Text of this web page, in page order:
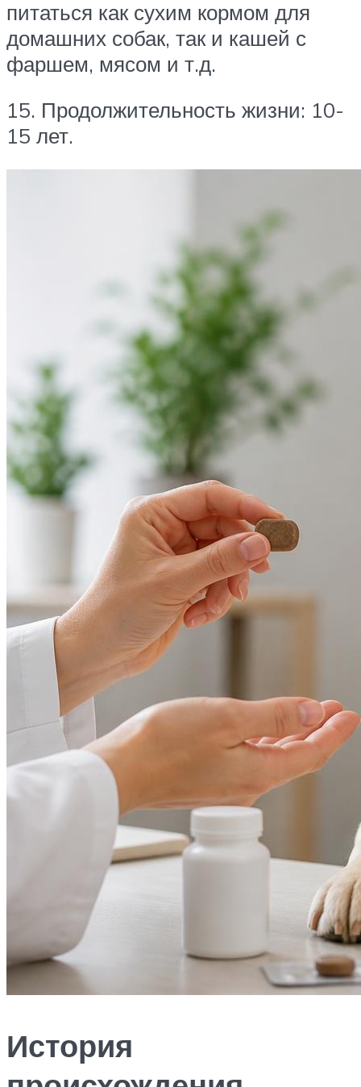
питаться как сухим кормом для
домашних собак, так и кашей с
фаршем, мясом и т.д.
15. Продолжительность жизни: 10-
15 лет.
История